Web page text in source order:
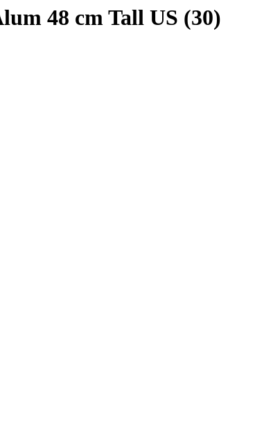
48 cm Tall US (30)